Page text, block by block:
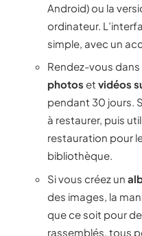
Android) ou la
ordinateur.
simple, avec un
Rendez-vous
photos et vidéos
pendant 30 jours.
à restaurer, puis
restauration pour
bibliothèque.
Si vous créez un
des images, la
que ce soit pour
rassemblés, tous